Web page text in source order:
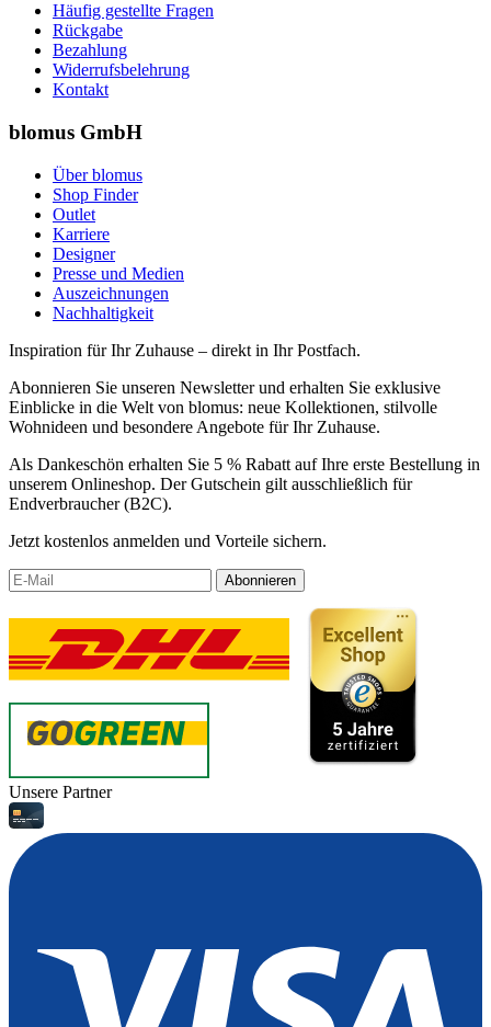
Häufig gestellte Fragen
Rückgabe
Bezahlung
Widerrufsbelehrung
Kontakt
blomus GmbH
Über blomus
Shop Finder
Outlet
Karriere
Designer
Presse und Medien
Auszeichnungen
Nachhaltigkeit
Inspiration für Ihr Zuhause – direkt in Ihr Postfach.
Abonnieren Sie unseren Newsletter und erhalten Sie exklusive
Einblicke in die Welt von blomus: neue Kollektionen, stilvolle
Wohnideen und besondere Angebote für Ihr Zuhause.
Als Dankeschön erhalten Sie 5 % Rabatt auf Ihre erste Bestellung in
unserem Onlineshop. Der Gutschein gilt ausschließlich für
Endverbraucher (B2C).
Jetzt kostenlos anmelden und Vorteile sichern.
Abonnieren
Unsere Partner